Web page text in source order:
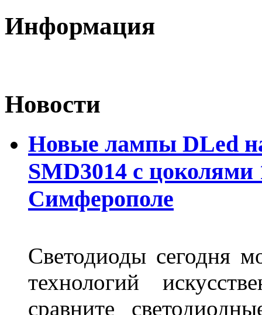
Информация
Новости
Новые лампы DLed
SMD3014 с цоколями
Симферополе
Светодиоды сегодня
технологий
сравните